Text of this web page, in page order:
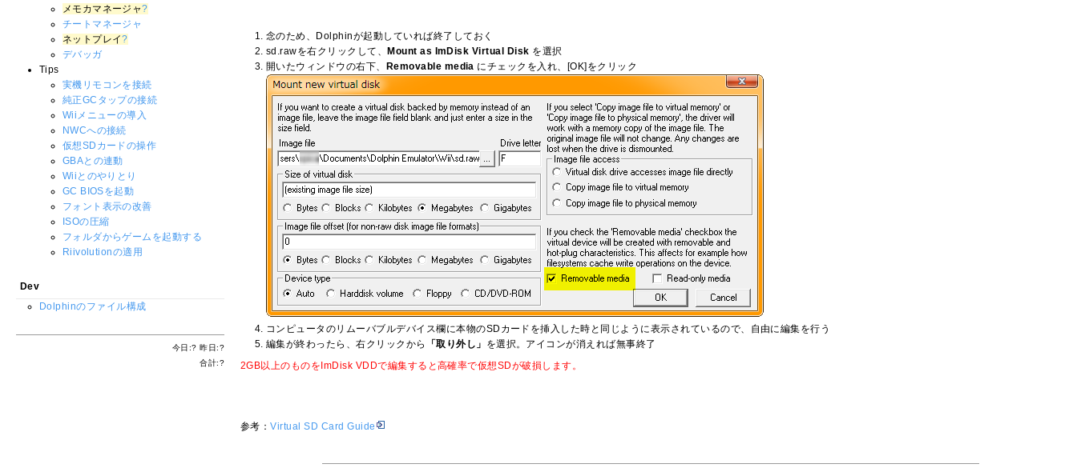
念のため、Dolphinが起動していれば終了しておく
sd.rawを右クリックして、Mount as ImDisk Virtual Disk を選択
開いたウィンドウの右下、 Removable media にチェックを入れ、[OK]をクリック
コンピュータのリムーバブルデバイス欄に本物のSDカードを挿入した時と同じように表示されているので、自由に編集を行う
編集が終わったら、右クリックから
「取り外し」 を選択。アイコンが消えれば無事終了
2GB以上のものをImDisk VDDで編集すると高確率で仮想SDが破損します。
参考：Virtual SD Card Guide
メモカマネージャ?
チートマネージャ
ネットプレイ?
デバッガ
Tips
実機リモコンを接続
純正GCタップの接続
Wiiメニューの導入
NWCへの接続
仮想SDカードの操作
GBAとの連動
Wiiとのやりとり
GC BIOSを起動
フォント表示の改善
ISOの圧縮
フォルダからゲームを起動する
Riivolutionの適用
Dev
Dolphinのファイル構成
今日:? 昨日:?
合計:?